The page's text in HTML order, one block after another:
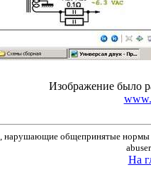
Изображение было
нарушающие общепринятые нормы
На